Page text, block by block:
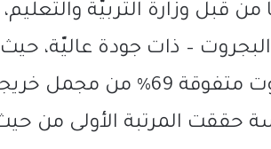
قبل وزارة التربيّة
– ذات جودة عاليّة،
حققت المرتبة الأولى من